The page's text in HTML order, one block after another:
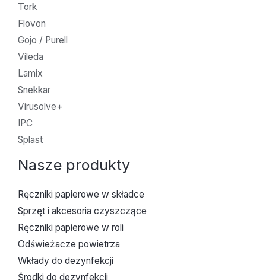
Tork
Flovon
Gojo / Purell
Vileda
Lamix
Snekkar
Virusolve+
IPC
Splast
Nasze produkty
Ręczniki papierowe w składce
Sprzęt i akcesoria czyszczące
Ręczniki papierowe w roli
Odświeżacze powietrza
Wkłady do dezynfekcji
Środki do dezynfekcji